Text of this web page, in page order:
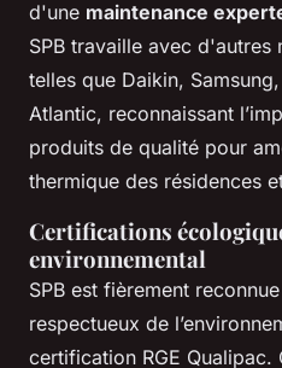
d'une maintenance
SPB travaille avec d'autres
telles que Daikin,
Atlantic, reconnaissant
produits de qualité pour
thermique des résidences
Certifications
environnemental
SPB est fièrement
respectueux de
certification RGE